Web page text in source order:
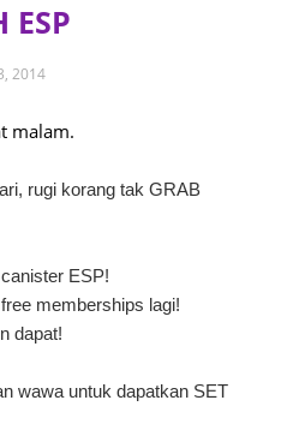
ESP
2014
malam.
rugi korang tak GRAB
ESP!
memberships lagi!
dapat!
wawa untuk dapatkan SET